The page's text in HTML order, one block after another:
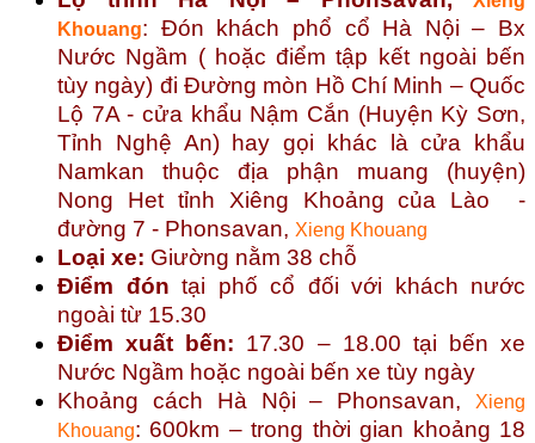
Khouang: Đón khách phổ cổ Hà Nội – Bx
Nước Ngầm ( hoặc điểm tập kết ngoài bến
tùy ngày) đi Đường mòn Hồ Chí Minh – Quốc
Lộ 7A - cửa khẩu Nậm Cắn (Huyện Kỳ Sơn,
Tỉnh Nghệ An) hay gọi khác là cửa khẩu
Namkan thuộc địa phận muang (huyện)
Nong Het tỉnh Xiêng Khoảng của Lào -
đường 7 - Phonsavan, Xieng Khouang
Loại xe: Giường nằm 38 chỗ
Điểm đón tại phố cổ đối với khách nước
ngoài từ 15.30
Điểm xuất bến: 17.30 – 18.00 tại bến xe
Nước Ngầm hoặc ngoài bến xe tùy ngày
Khoảng cách Hà Nội – Phonsavan,
Xieng
Khouang: 600km – trong thời gian khoảng 18